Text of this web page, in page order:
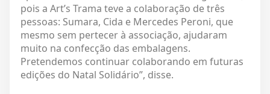
pois a Art’s Trama teve a colaboração de três
pessoas: Sumara, Cida e Mercedes Peroni, que
mesmo sem pertecer à associação, ajudaram
muito na confecção das embalagens.
Pretendemos continuar colaborando em futuras
edições do Natal Solidário”, disse.